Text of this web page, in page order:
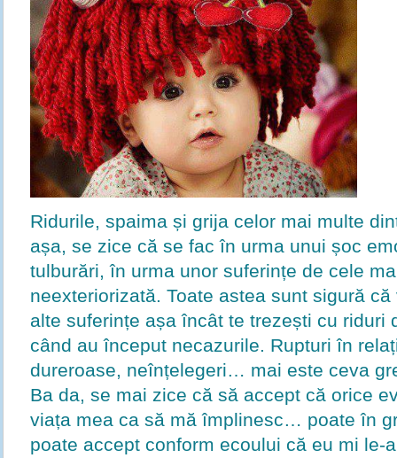
Ridurile, spaima și grija celor mai multe
așa, se zice că se fac în urma unui șoc
tulburări, în urma unor suferințe de cele
neexteriorizată. Toate astea sunt sigură
alte suferințe așa încât te trezești cu riduri
când au început necazurile. Rupturi în
dureroase, neînțelegeri… mai este ceva
Ba da, se mai zice că să accept că orice
viața mea ca să mă împlinesc… poate în
poate accept conform ecoului că eu mi